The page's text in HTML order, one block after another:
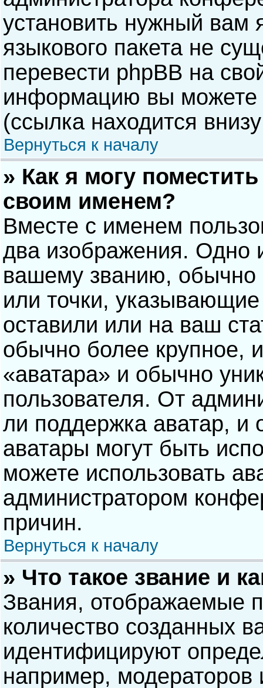
установить нужный вам
языкового пакета не
перевести phpBB на
информацию вы можете
(ссылка находится
Вернуться к началу
» Как я могу
своим именем?
Вместе с именем
два изображения. Одно
вашему званию, обычно
или точки,
оставили или на ваш
обычно более крупное,
«аватара» и обычно
пользователя. От
ли поддержка аватар, и
аватары могут быть
можете использовать
администратором
причин.
Вернуться к началу
» Что такое звание и
Звания, отображаемые
количество созданных
идентифицируют
например,